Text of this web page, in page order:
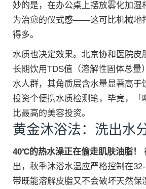
妙的是，在办公桌上摆放雾化加湿
为治愈的仪式感——这可比机械地
得多。
水质也决定效果。北京协和医院皮
长期饮用TDS值（溶解性固体总量
水人群，其角质层含水量显著高于
投资个便携水质检测笔，毕竟，「
比最高的美容投资。
黄金沐浴法：洗出水
40℃的热水澡正在偷走肌肤油脂！
出，秋季沐浴水温应严格控制在
带既能溶解皮脂又不会破坏天然保